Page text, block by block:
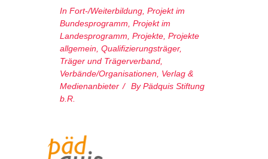
In Fort-/Weiterbildung Projekt im
Bundesprogramm Projekt im
Landesprogramm Projekte Projekte
allgemein Qualifizierungsträger,
Träger und Trägerverband
Verbände/Organisationen
Verlag &
Medienanbieter
By Pädquis Stiftung
b.R.